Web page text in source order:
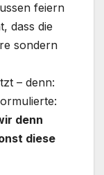
feiern
dass die
sondern
– denn:
denn
diese